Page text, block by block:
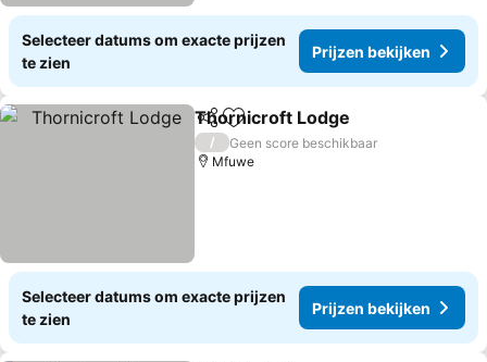
Selecteer datums om exacte prijzen
te zien
Prijzen bekijken
DelenToevoegen aan favorieten
Thornicroft Lodge
/
Geen score beschikbaar
Mfuwe
Selecteer datums om exacte prijzen
te zien
Prijzen bekijken